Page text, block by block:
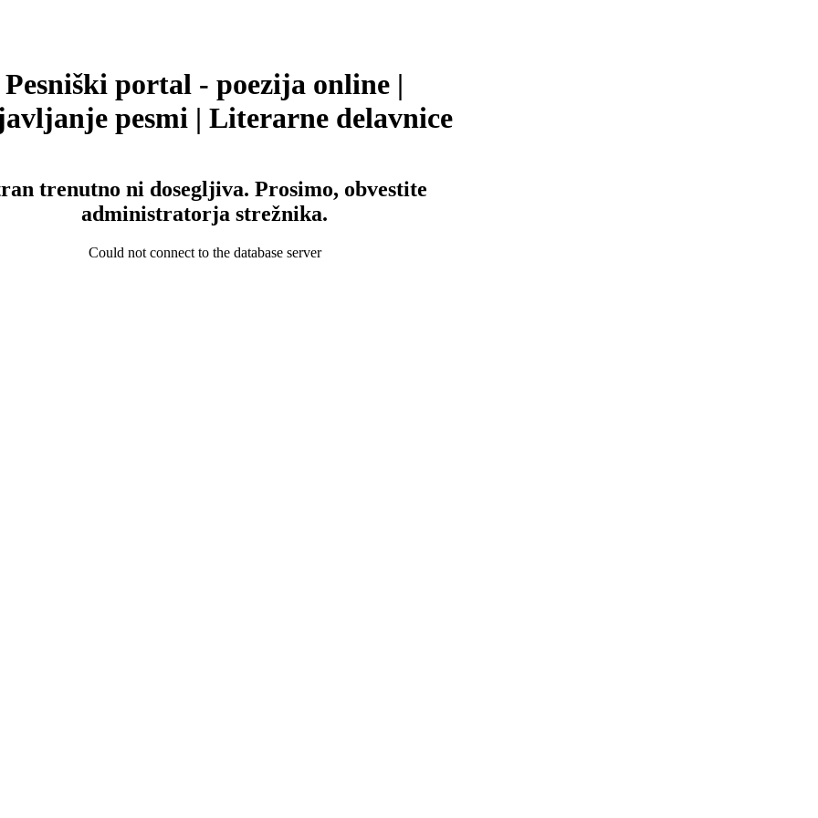
Pesniški portal - poezija online |
pesmi | Literarne delavnice
trenutno ni dosegljiva. Prosimo, obvestite
administratorja strežnika.
Could not connect to the database server